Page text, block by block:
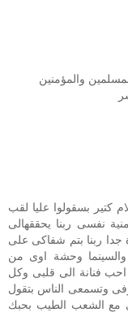
والمؤمنين
كتير بسقولوا عليا لقب
نفسى ربنا يحققهالى
ربنا بتم شفاكى على
وحشة اوى من
احب فنانة الى قلبى وكل
وتسمعى الناس بتقول
مع الشعب الطيب بحبك